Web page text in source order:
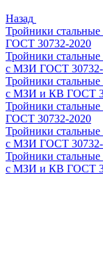
Назад
Тройники
ГОСТ 30732-2020
Тройники
с МЗИ ГОСТ 30732-
Тройники
с МЗИ и КВ ГОСТ
Тройники
ГОСТ 30732-2020
Тройники
с МЗИ ГОСТ 30732-
Тройники
с МЗИ и КВ ГОСТ